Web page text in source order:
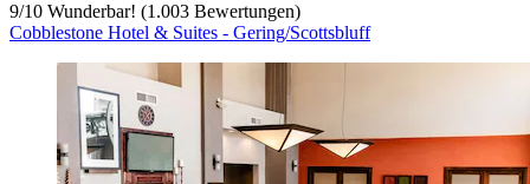
9/10 Wunderbar! (1.003 Bewertungen)
Cobblestone Hotel & Suites - Gering/Scottsbluff